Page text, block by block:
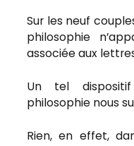
Sur les neuf
philosophie
associée aux
Un tel
philosophie nous
Rien, en effet,